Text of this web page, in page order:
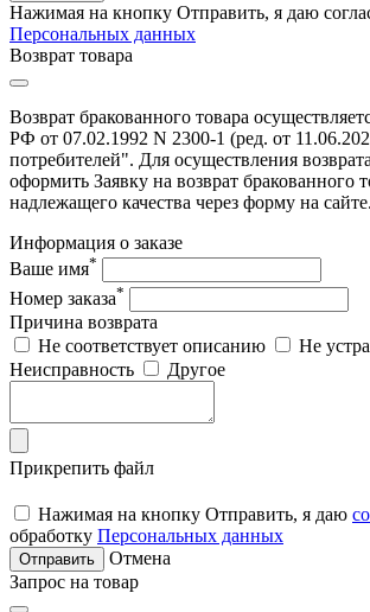
Нажимая на кнопку Отправить, я даю
Персональных данных
Возврат товара
Возврат бракованного товара
РФ от 07.02.1992 N 2300-1 (ред. от
потребителей". Для осуществления
оформить Заявку на возврат бракованного
надлежащего качества через форму на сайте.
Информация о заказе
Ваше имя*
Номер заказа*
Причина возврата
Не соответствует описанию
Не
Неисправность
Другое
Прикрепить файл
Нажимая на кнопку Отправить, я даю
обработку Персональных данных
Отправить
Отмена
Запрос на товар